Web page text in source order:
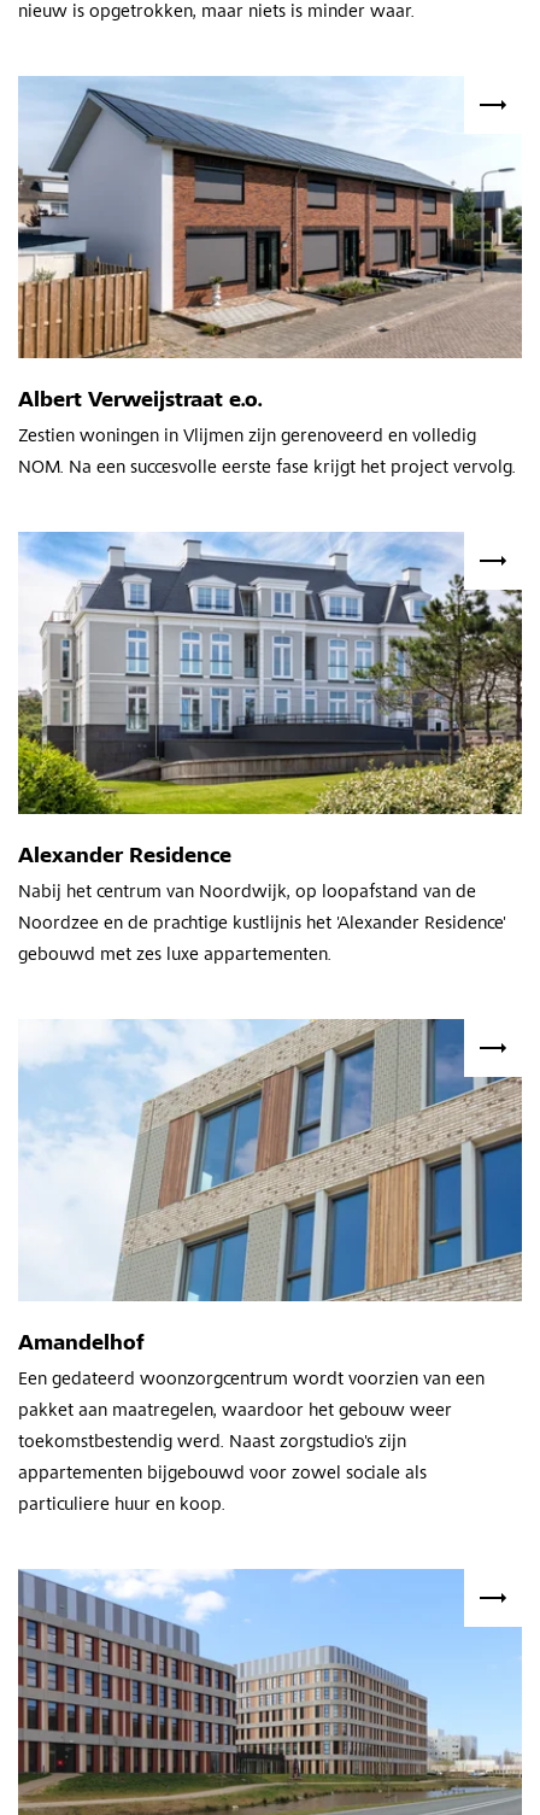
nieuw is opgetrokken, maar niets is minder waar.
Albert Verweijstraat e.o.
Zestien woningen in Vlijmen zijn gerenoveerd en volledig
NOM. Na een succesvolle eerste fase krijgt het project vervolg.
Alexander Residence
Nabij het centrum van Noordwijk, op loopafstand van de
Noordzee en de prachtige kustlijnis het 'Alexander Residence'
gebouwd met zes luxe appartementen.
Amandelhof
Een gedateerd woonzorgcentrum wordt voorzien van een
pakket aan maatregelen, waardoor het gebouw weer
toekomstbestendig werd. Naast zorgstudio's zijn
appartementen bijgebouwd voor zowel sociale als
particuliere huur en koop.